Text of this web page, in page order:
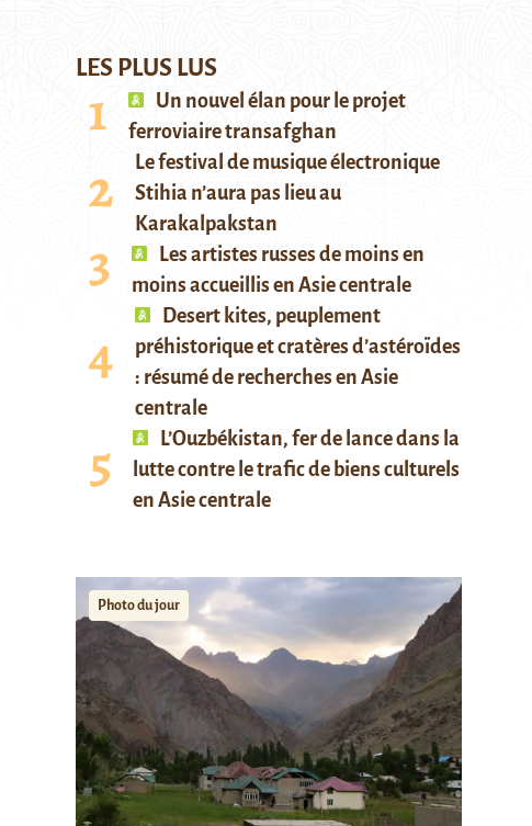
LES PLUS LUS
Un nouvel élan pour le projet
ferroviaire transafghan
Le festival de musique électronique
Stihia n’aura pas lieu au
Karakalpakstan
Les artistes russes de moins en
moins accueillis en Asie centrale
Desert kites, peuplement
préhistorique et cratères d’astéroïdes
: résumé de recherches en Asie
centrale
L’Ouzbékistan, fer de lance dans la
lutte contre le trafic de biens culturels
en Asie centrale
Photo du jour